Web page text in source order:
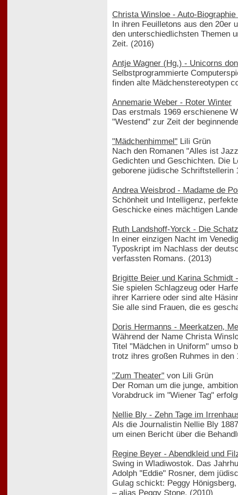
Christa Winsloe - Auto-
In ihren Feuilletons aus den 20er
den unterschiedlichsten Themen
Zeit. (2016)
Antje Wagner (Hg.) - Unicorns
Selbstprogrammierte
finden alte Mädchenstereotypen
Annemarie Weber - Roter Winter
Das erstmals 1969 erschienene
"Westend" zur Zeit der
"Mädchenhimmel" Lili Grün
Nach den Romanen "Alles ist
Gedichten und Geschichten. Die
geborene jüdische Schriftstellerin
Andrea Weisbrod - Madame de
Schönheit und Intelligenz,
Geschicke eines mächtigen
Ruth Landshoff-Yorck - Die
In einer einzigen Nacht im
Typoskript im Nachlass der
verfassten Romans. (2013)
Brigitte Beier und Karina Schmidt
Sie spielen Schlagzeug oder
ihrer Karriere oder sind alte
Sie alle sind Frauen, die es
Doris Hermanns - Meerkatzen,
Während der Name Christa
Titel "Mädchen in Uniform" umso
trotz ihres großen Ruhmes in
"Zum Theater" von Lili Grün
Der Roman um die junge,
Vorabdruck im "Wiener Tag"
Nellie Bly - Zehn Tage im
Als die Journalistin Nellie Bly
um einen Bericht über die
Regine Beyer - Abendkleid und
Swing in Wladiwostok. Das
Adolph "Eddie" Rosner, dem
Gulag schickt: Peggy
– alias Peggy Stone. (2010)